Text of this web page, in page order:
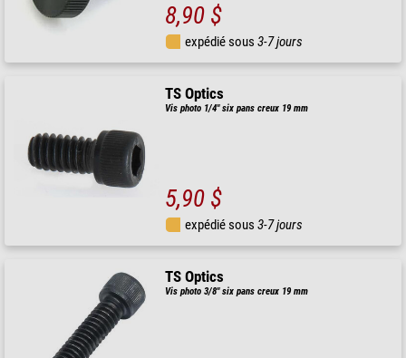
8,90 $
expédié sous3-7 jours
TS Optics
Vis photo 1/4" six pans creux 19 mm
5,90 $
expédié sous3-7 jours
TS Optics
Vis photo 3/8" six pans creux 19 mm